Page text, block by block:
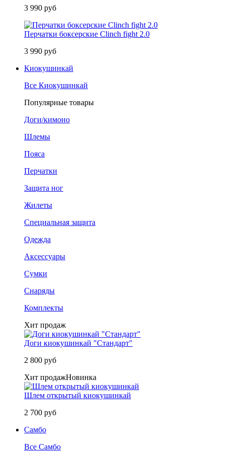
3 990 руб
Перчатки боксерские Clinch fight 2.0
3 990 руб
Киокушинкай
Все Киокушинкай
Популярные товары
Доги/кимоно
Шлемы
Пояса
Перчатки
Защита ног
Жилеты
Специальная защита
Одежда
Аксессуары
Сумки
Снаряды
Комплекты
Хит продаж
Доги киокушинкай "Стандарт"
2 800 руб
Хит продажНовинка
Шлем открытый киокушинкай
2 700 руб
Самбо
Все Самбо